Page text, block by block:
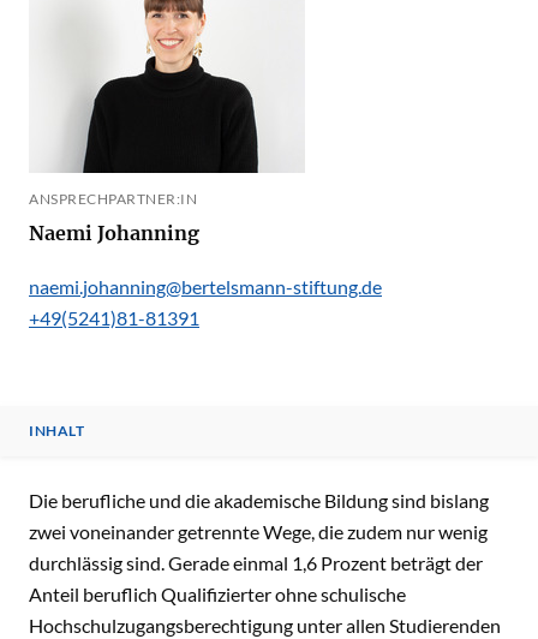
ANSPRECHPARTNER:IN
Naemi Johanning
naemi.johanning@bertelsmann-stiftung.de
+49(5241)81-81391
INHALT
INHALT
Die berufliche und die akademische Bildung sind bislang
zwei voneinander getrennte Wege, die zudem nur wenig
durchlässig sind. Gerade einmal 1,6 Prozent beträgt der
Anteil beruflich Qualifizierter ohne schulische
Hochschulzugangsberechtigung unter allen Studierenden